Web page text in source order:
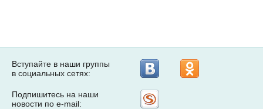
Вступайте в наши группы
в социальных сетях:
Подпишитесь на наши
новости по e-mail: